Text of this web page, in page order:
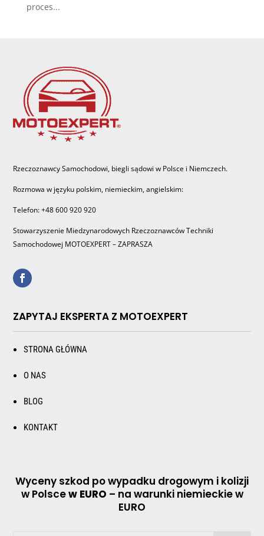
proces...
Rzeczoznawcy Samochodowi, biegli sądowi w Polsce i Niemczech.
Rozmowa w języku polskim, niemieckim, angielskim:
Telefon: +48 600 920 920
Stowarzyszenie Miedzynarodowych Rzeczoznawców Techniki
Samochodowej MOTOEXPERT – ZAPRASZA
ZAPYTAJ EKSPERTA Z MOTOEXPERT
STRONA GŁÓWNA
O NAS
BLOG
KONTAKT
Wyceny szkod po wypadku drogowym i kolizji
w Polscew EURO – na warunki niemieckie w
EURO